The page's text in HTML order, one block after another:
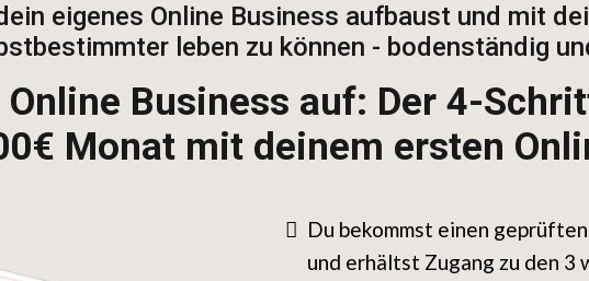
eigenes Online Business aufbaust und mit
leben zu können - bodenständig
Business auf: Der 4-
Monat mit deinem ersten
Du bekommst einen
und erhältst Zugang zu den